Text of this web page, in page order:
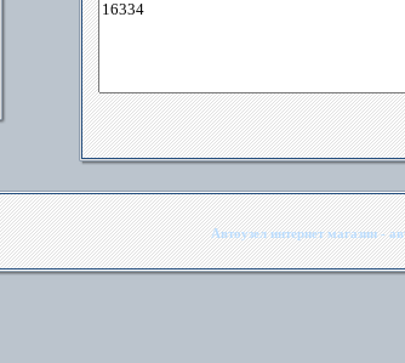
Автоузел интернет магазин -